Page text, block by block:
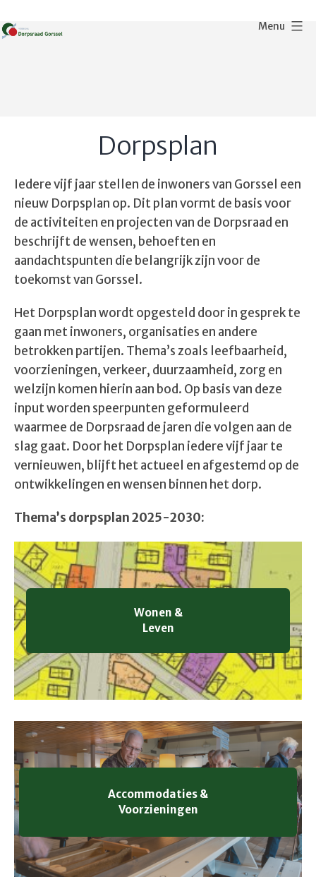
naar
Menu
Dorpsplan
Iedere vijf jaar stellen de inwoners van Gorssel een
nieuw Dorpsplan op. Dit plan vormt de basis voor
de activiteiten en projecten van de Dorpsraad en
beschrijft de wensen, behoeften en
aandachtspunten die belangrijk zijn voor de
toekomst van Gorssel.
Het Dorpsplan wordt opgesteld door in gesprek te
gaan met inwoners, organisaties en andere
betrokken partijen. Thema’s zoals leefbaarheid,
voorzieningen, verkeer, duurzaamheid, zorg en
welzijn komen hierin aan bod. Op basis van deze
input worden speerpunten geformuleerd
waarmee de Dorpsraad de jaren die volgen aan de
slag gaat. Door het Dorpsplan iedere vijf jaar te
vernieuwen, blijft het actueel en afgestemd op de
ontwikkelingen en wensen binnen het dorp.
Thema’s dorpsplan 2025-2030:
Wonen &
Leven
Accommodaties &
Voorzieningen